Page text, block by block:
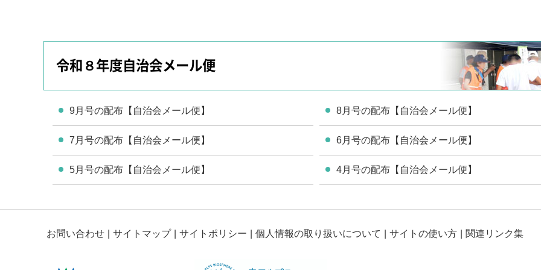
令和８年度自治会メール便
9月号の配布【自治会メール便】 8月号の配布【自治会メール便】
7月号の配布【自治会メール便】 6月号の配布【自治会メール便】
5月号の配布【自治会メール便】 4月号の配布【自治会メール便】
お問い合わせ サイトマップ サイトポリシー 個人情報の取り扱いについて サイトの使い方 関連リンク集